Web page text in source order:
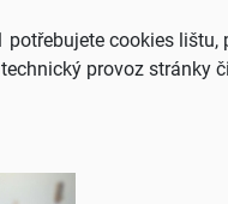
cookies
provoz stránky